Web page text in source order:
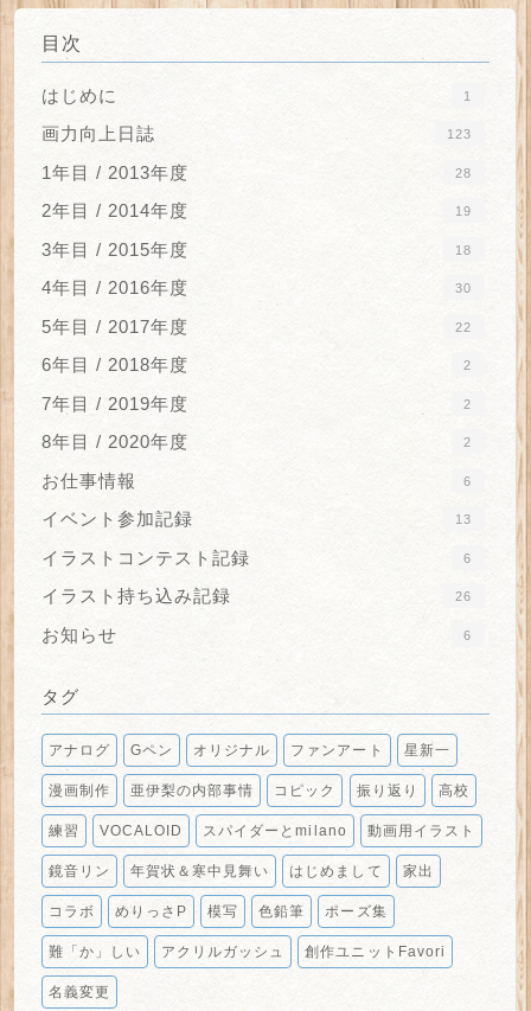
目次
はじめに 1
画力向上日誌 123
1年目 / 2013年度 28
2年目 / 2014年度 19
3年目 / 2015年度 18
4年目 / 2016年度 30
5年目 / 2017年度 22
6年目 / 2018年度 2
7年目 / 2019年度 2
8年目 / 2020年度 2
お仕事情報 6
イベント参加記録 13
イラストコンテスト記録 6
イラスト持ち込み記録 26
お知らせ 6
タグ
アナログ Gペン オリジナル ファンアート 星新一
漫画制作 亜伊梨の内部事情 コピック 振り返り 高校
練習 VOCALOID スパイダーとmilano 動画用イラスト
鏡音リン 年賀状＆寒中見舞い はじめまして 家出
コラボ めりっさP 模写 色鉛筆 ポーズ集
難「か」しい アクリルガッシュ 創作ユニットFavori
名義変更